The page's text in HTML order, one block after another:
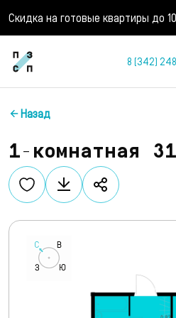
Скидка на готовые квартиры до
8 (342)
Назад
1-комнатная